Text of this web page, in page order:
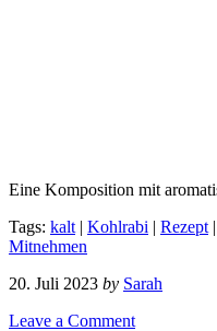
Eine Komposition mit
Tags: kalt | Kohlrabi | Rezept |
Mitnehmen
20. Juli 2023 by Sarah
Leave a Comment